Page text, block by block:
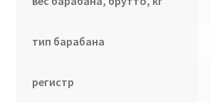
тип барабана
регистр